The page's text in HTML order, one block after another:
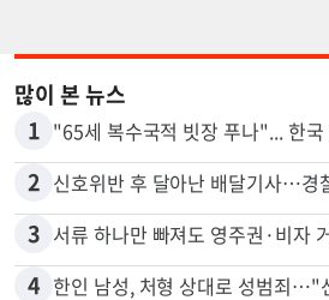
많이 본 뉴스